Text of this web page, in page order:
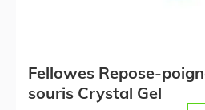
Fellowes Repose-
souris Crystal Gel